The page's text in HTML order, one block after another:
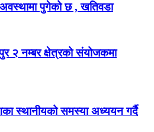
पुगेको छ , खतिवडा
२ नम्बर क्षेत्रको संयोजकमा
स्थानीयको समस्या अध्ययन गर्दै